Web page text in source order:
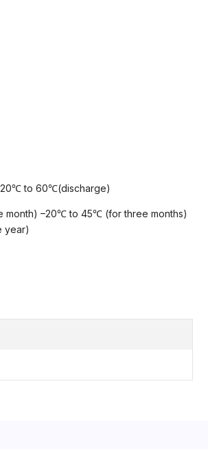
to 60℃(discharge)
–20℃ to 45℃ (for three months)
year)